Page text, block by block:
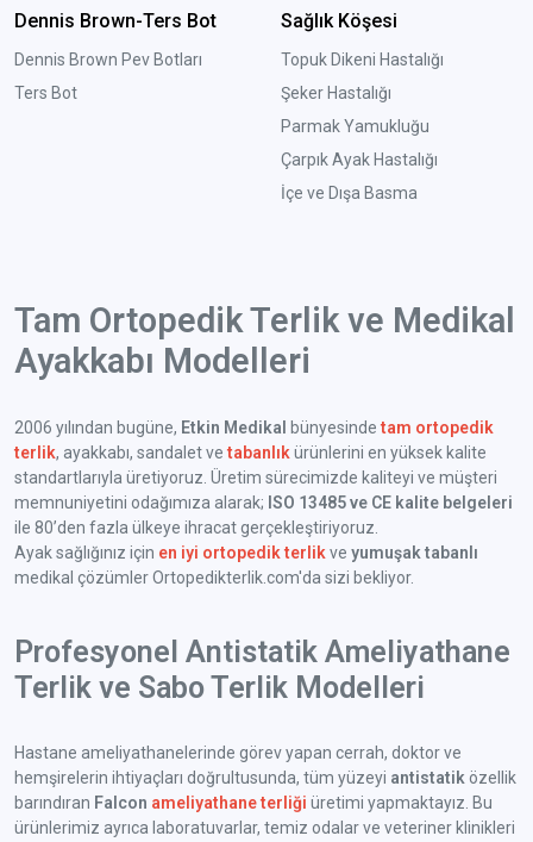
Dennis Brown-Ters Bot
Dennis Brown Pev Botları
Ters Bot
Sağlık Köşesi
Topuk Dikeni Hastalığı
Şeker Hastalığı
Parmak Yamukluğu
Çarpık Ayak Hastalığı
İçe ve Dışa Basma
Tam Ortopedik Terlik ve Medikal
Ayakkabı Modelleri
2006 yılından bugüne, Etkin Medikal bünyesindetam ortopedik
terlik, ayakkabı, sandalet vetabanlık ürünlerini en yüksek kalite
standartlarıyla üretiyoruz. Üretim sürecimizde kaliteyi ve müşteri
memnuniyetini odağımıza alarak; ISO 13485 ve CE kalite belgeleri
ile 80’den fazla ülkeye ihracat gerçekleştiriyoruz.
Ayak sağlığınız için en iyi ortopedik terlik ve yumuşak tabanlı
medikal çözümler Ortopedikterlik.com'da sizi bekliyor.
Profesyonel Antistatik Ameliyathane
Terlik ve Sabo Terlik Modelleri
Hastane ameliyathanelerinde görev yapan cerrah, doktor ve
hemşirelerin ihtiyaçları doğrultusunda, tüm yüzeyi antistatik özellik
barındıran Falcon ameliyathane terliği üretimi yapmaktayız. Bu
ürünlerimiz ayrıca laboratuvarlar, temiz odalar ve veteriner klinikleri